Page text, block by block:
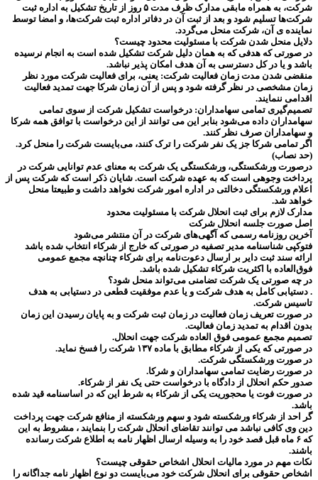
شرکت، به همراه مابقی مدارک ظرف مدت ۵ روز از تاریخ تشکیل به اداره ثبت
شرکت‌ها تسلیم شود و بعد از ثبت آن در دفاتر اداره ثبت شرکت‌ها، و امضا توسط
نماینده ی آن، شرکت منحل می‌گردد.
دلایل منحل شدن شرکت با مسئولیت محدود چیست؟
در صورتی که هدفی که به همان دلیل شرکت تشکیل شده است به انجام نرسیده
باشد و یا در کل دسترسی به آن هدف امکان پذیر نباشد.
منقضی شدن مدت زمان فعالیت شرکت: یعنی، برای فعالیت شرکت مورد نظر
زمان مشخصی در نظر گرفته شود و پس از آن زمان شرکا جهت تمدید فعالیت
اقدامی ننمایند.
تصمیم‌گیری تمامی سهامداران: درخواست تشکیل شرکت از سوی تمامی
سهامداران داده می‌شود بنابر این می توانند از این درخواست با توافق همه شرکا
و سهامداران صرف نظر کنند.
اگر تمامی شرکا جز یک نفر شرکت را ترک کنند، می‌بایست شرکت را منحل کرد.
(حد نصاب)
درصورت ورشکستگی، ورشکستگی یک شرکت به معنای عدم توانایی شرکت در
پرداخت وجوهی است که به عهده شرکت است. شایان ذکر است که شرکت پس از
اعلام ورشکستگی دخالتی در اداره امور شرکت نخواهد داشت و طبیعتا منحل
خواهد شد.
مدارک لازم برای ثبت انحلال شرکت با مسئولیت محدود
اصل صورت جلسه انحلال شرکت
آخرین روزنامه رسمی که آگهی‌های شرکت در آن منتشر می‌شود
فتوکپی شناسنامه مدیر تصفیه در صورتی که خارج از شرکاء انتخاب شده باشد
ارائه سند ثبت دایر بر ارسال دعوت‌نامه برای شرکاء چنانچه مجمع عمومی
فوق‌العاده با اکثریت شرکاء تشکیل شده باشد.
در چه صورتی یک شرکت تضامنی می‌تواند منحل شود؟
. دستیابی کامل به هدف شرکت و یا عدم موفقیت قطعی در دستیابی به هدف
تاسیس شرکت.
در صورت تعریف زمان فعالیت در زمان ثبت شرکت و به پایان رسیدن این زمان
بدون اقدام به تمدید زمان فعالیت.
تصمیم مجمع عمومی فوق العاده شرکت جهت انحلال.
در صورتی که یکی از شرکاء مطابق با ماده ۱۳۷ شرکت را فسخ نماید.
در صورت ورشکستگی شرکت.
در صورت رضایت تمامی سهامداران و شرکا.
صدور حکم انحلال از دادگاه با درخواست حتی یک نفر از شرکاء.
در صورت فوت یا محجوریت یکی از شرکاء به شرط این که در اساسنامه قید شده
باشد.
گر احد از شرکاء ورشکسته شود و سهم ورشکسته از منافع شرکت جهت پرداخت
دین وی کافی نباشد می توانند تقاضای انحلال شرکت را بنمایند ، مشروط به این
که ۶ ماه قبل قصد خود را به وسیله ارسال اظهار نامه به اطلاع شرکت رسانده
باشند.
نکات مهم در مورد مالیات انحلال اشخاص حقوقی چیست؟
اشخاص حقوقی برای انحلال شرکت خود می‌بایست دو نوع اظهار نامه جداگانه را